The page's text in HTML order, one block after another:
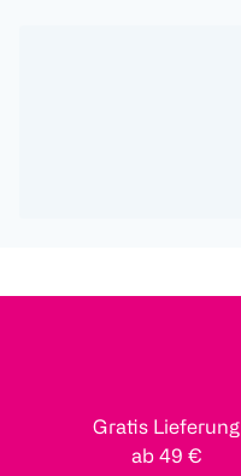
Gratis Lieferung
ab 49 €